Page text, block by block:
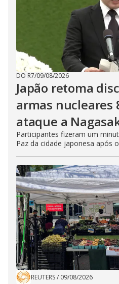
DO R7/09/08/2026
Japão retoma
armas nucleares
ataque a
Participantes fizeram um
Paz da cidade japonesa após
REUTERS/ 09/08/2026